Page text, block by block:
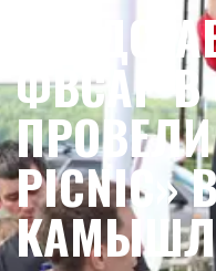
ФВСАР В
ПРОВЕЛИ
PICNIC»